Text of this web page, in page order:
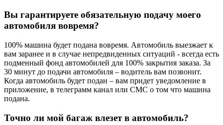
Вы гарантируете обязательную подачу моего
автомобиля вовремя?
100% машина будет подана вовремя. Автомобиль выезжает к
вам заранее и в случае непредвиденных ситуаций - всегда есть
подменный фонд автомобилей для 100% закрытия заказа. За
30 минут до подачи автомобиля – водитель вам позвонит.
Когда автомобиль будет подан – вам придет уведомление в
приложение, в телеграмм канал или СМС о том что машина
подана.
Точно ли мой багаж влезет в автомобиль?